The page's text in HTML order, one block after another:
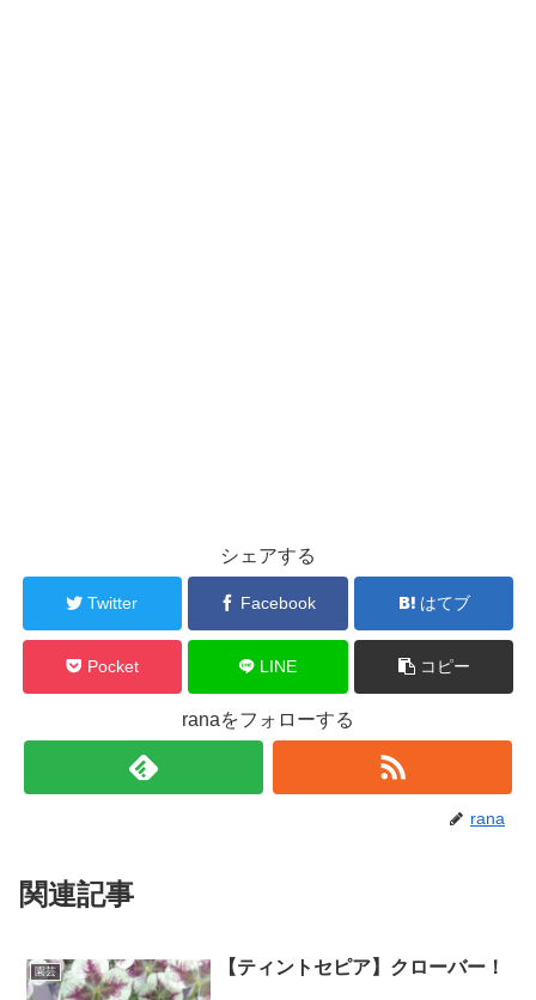
シェアする
Twitter Facebook はてブ
Pocket LINE コピー
ranaをフォローする
rana
関連記事
園芸 【ティントセピア】クローバー！